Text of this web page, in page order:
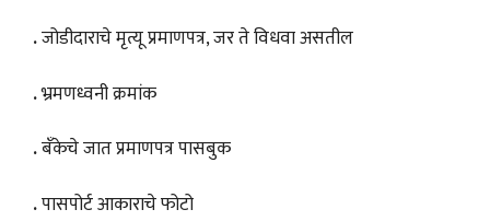
.जोडीदाराचे मृत्यू प्रमाणपत्र, जर ते विधवा असतील
.भ्रमणध्वनी क्रमांक
.बँकेचे जात प्रमाणपत्र पासबुक
.पासपोर्ट आकाराचे फोटो